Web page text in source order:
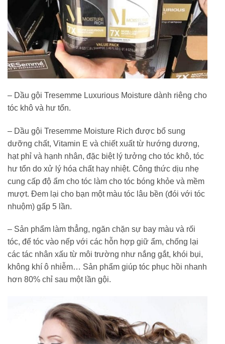
– Dầu gội Tresemme Luxurious Moisture dành riêng cho
tóc khô và hư tổn.
– Dầu gội Tresemme Moisture Rich được bổ sung
dưỡng chất, Vitamin E và chiết xuất từ hướng dương,
hạt phỉ và hạnh nhân, đặc biệt lý tưởng cho tóc khô, tóc
hư tổn do xử lý hóa chất hay nhiệt. Công thức dịu nhẹ
cung cấp độ ẩm cho tóc làm cho tóc bóng khỏe và mềm
mượt. Đem lại cho bạn một màu tóc lâu bền (đói với tóc
nhuộm) gấp 5 lần.
– Sản phẩm làm thẳng, ngăn chặn sự bay màu và rối
tóc, để tóc vào nếp với các hỗn hợp giữ ẩm, chống lại
các tác nhân xấu từ môi trường như nắng gắt, khói bụi,
không khí ô nhiễm… Sản phẩm giúp tóc phục hồi nhanh
hơn 80% chỉ sau một lần gội.